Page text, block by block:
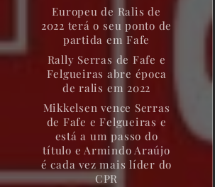
Europeu de Ralis de
2022 terá o seu ponto de
partida em Fafe
Rally Serras de Fafe e
Felgueiras abre época
de ralis em 2022
Mikkelsen vence Serras
de Fafe e Felgueiras e
está a um passo do
título e Armindo Araújo
é cada vez mais líder do
CPR